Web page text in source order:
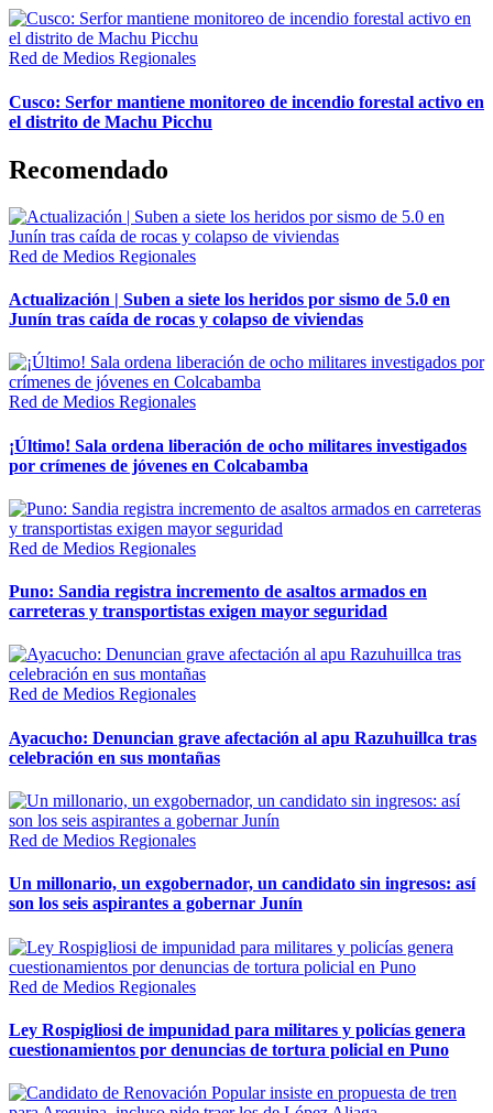
Red de Medios Regionales
Cusco: Serfor mantiene monitoreo de incendio forestal activo en
el distrito de Machu Picchu
Recomendado
Red de Medios Regionales
Actualización | Suben a siete los heridos por sismo de 5.0 en
Junín tras caída de rocas y colapso de viviendas
Red de Medios Regionales
¡Último! Sala ordena liberación de ocho militares investigados
por crímenes de jóvenes en Colcabamba
Red de Medios Regionales
Puno: Sandia registra incremento de asaltos armados en
carreteras y transportistas exigen mayor seguridad
Red de Medios Regionales
Ayacucho: Denuncian grave afectación al apu Razuhuillca tras
celebración en sus montañas
Red de Medios Regionales
Un millonario, un exgobernador, un candidato sin ingresos: así
son los seis aspirantes a gobernar Junín
Red de Medios Regionales
Ley Rospigliosi de impunidad para militares y policías genera
cuestionamientos por denuncias de tortura policial en Puno